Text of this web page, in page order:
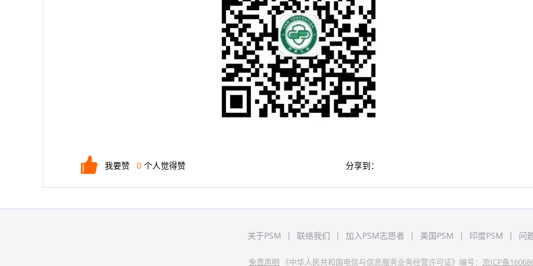
我要赞 0 个人觉得赞 分享到：
关于PSM | 联络我们 | 加入PSM志愿者 | 美国PSM | 印度PSM | 问
免责声明 《中华人民共和国电信与信息服务业务经营许可证》编号： 京ICP备